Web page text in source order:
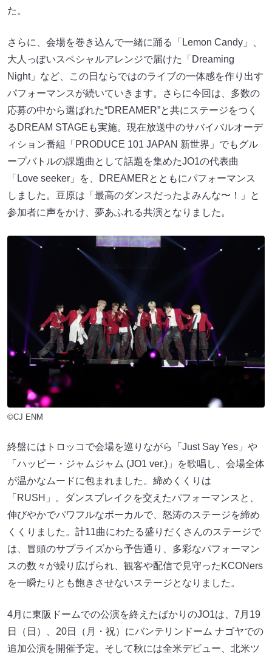
た。
さらに、会場を巻き込んで一緒に踊る「Lemon Candy」、
大人っぽいスペシャルアレンジで届けた「Dreaming
Night」など、この日ならではのライブの一体感を作り出す
パフォーマンスが続いていきます。さらに今回は、多数の
応募の中から選ばれた“DREAMER”と共にステージをつく
るDREAM STAGEも実施。現在放送中のサバイバルオーデ
ィション番組「PRODUCE 101 JAPAN 新世界」でもグル
ープバトルの課題曲として話題を集めたJO1の代表曲
「Love seeker」を、DREAMERとともにパフォーマンス
しました。豆原は「最高のダンスだったよみんな〜！」と
参加者に声をかけ、夢あふれる共演となりました。
©CJ ENM
終盤にはトロッコで会場を巡りながら「Just Say Yes」や
「ハッピー・ジャムジャム (JO1 ver.)」を歌唱し、会場全体
が温かなムードに包まれました。締めくくりは
「RUSH」。ダンスブレイクを交えたパフォーマンスと、
伸びやかでパワフルなボーカルで、怒涛のステージを締め
くくりました。計11曲にわたる盛りだくさんのステージで
は、冒頭のサプライズから予告通り、多彩なパフォーマン
スの数々が繰り広げられ、観客や配信で見守ったKCONers
を一瞬たりとも飽きさせないステージとなりました。
4月に東阪ドームでの公演を終えたばかりのJO1は、7月19
日（日）、20日（月・祝）にバンテリンドーム ナゴヤでの
追加公演を開催予定。そして秋には全米デビュー、北米ツ